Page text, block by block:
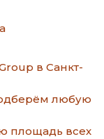
в Санкт-
любую
площадь всех